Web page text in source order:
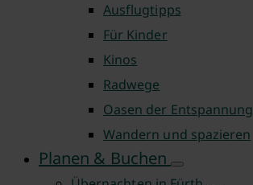
Ausflugtipps
Für Kinder
Kinos
Radwege
Oasen der Entspannung
Wandern und spazieren
Planen & Buchen